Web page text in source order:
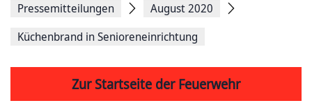
Pressemitteilungen
August 2020
Küchenbrand in Senioreneinrichtung
Zur Startseite der Feuerwehr